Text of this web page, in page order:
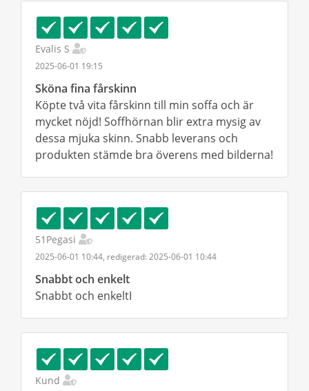
Evalis S
2025-06-01 19:15
Sköna fina fårskinn
Köpte två vita fårskinn till min soffa och är
mycket nöjd! Soffhörnan blir extra mysig av
dessa mjuka skinn. Snabb leverans och
produkten stämde bra överens med bilderna!
51Pegasi
2025-06-01 10:44, redigerad: 2025-06-01 10:44
Snabbt och enkelt
Snabbt och enkeltI
Kund